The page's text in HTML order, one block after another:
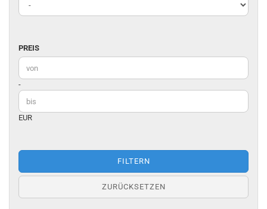
PREIS
PREIS
Preis bis
-
EUR
FILTERN
ZURÜCKSETZEN